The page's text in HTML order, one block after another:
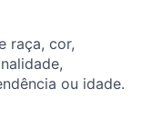
raça, cor,
ou idade.